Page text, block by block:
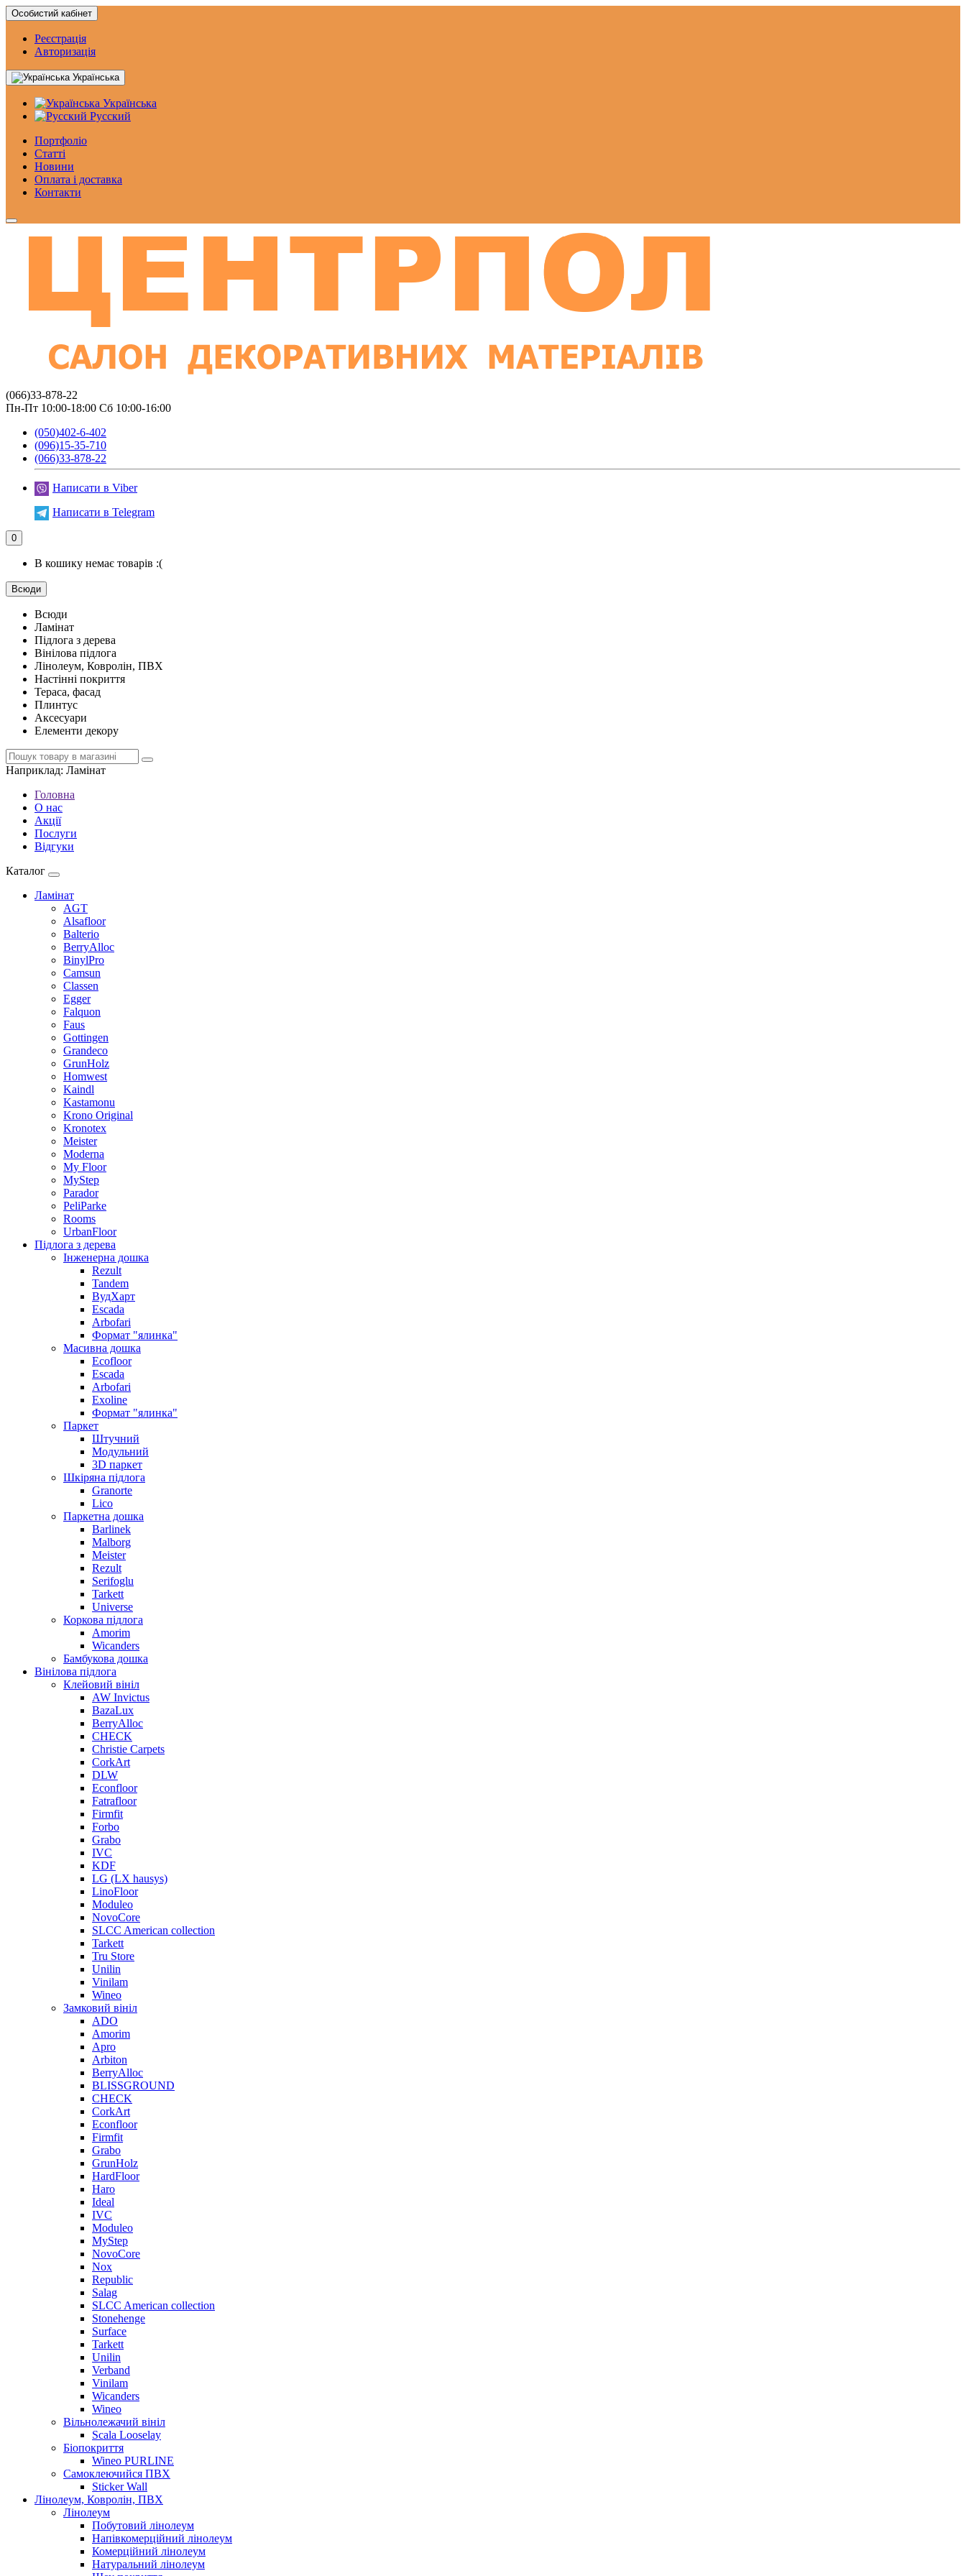
Особистий кабінет
Реєстрація
Авторизація
Українська
Українська
Русский
Портфоліо
Статтi
Новини
Оплата і доставка
Контакти
(066)33-878-22
Пн-Пт 10:00-18:00 Сб 10:00-16:00
(050)402-6-402
(096)15-35-710
(066)33-878-22
Написати в Viber
Написати в Telegram
0
В кошику немає товарів :(
Всюди
Всюди
Ламінат
Підлога з дерева
Вінілова підлога
Лінолеум, Ковролін, ПВХ
Настінні покриття
Тераса, фасад
Плинтус
Аксесуари
Елементи декору
Наприклад: Ламінат
Головна
О нас
Акції
Послуги
Відгуки
Каталог
Ламінат
AGT
Alsafloor
Balterio
BerryAlloc
BinylPro
Camsun
Classen
Egger
Falquon
Faus
Gottingen
Grandeco
GrunHolz
Homwest
Kaindl
Kastamonu
Krono Original
Kronotex
Meister
Moderna
My Floor
MyStep
Parador
PeliParke
Rooms
UrbanFloor
Підлога з дерева
Інженерна дошка
Rezult
Tandem
ВудХарт
Escada
Arbofari
Формат "ялинка"
Масивна дошка
Ecofloor
Escada
Arbofari
Exoline
Формат "ялинка"
Паркет
Штучний
Модульний
3D паркет
Шкіряна підлога
Granorte
Lico
Паркетна дошка
Barlinek
Malborg
Meister
Rezult
Serifoglu
Tarkett
Universe
Коркова підлога
Amorim
Wicanders
Бамбукова дошка
Вінілова підлога
Клейовий вініл
AW Invictus
BazaLux
BerryAlloc
CHECK
Christie Carpets
CorkArt
DLW
Econfloor
Fatrafloor
Firmfit
Forbo
Grabo
IVC
KDF
LG (LX hausys)
LinoFloor
Moduleo
NovoCore
SLCC American collection
Tarkett
Tru Store
Unilin
Vinilam
Wineo
Замковий вініл
ADO
Amorim
Apro
Arbiton
BerryAlloc
BLISSGROUND
CHECK
CorkArt
Econfloor
Firmfit
Grabo
GrunHolz
HardFloor
Haro
Ideal
IVC
Moduleo
MyStep
NovoCore
Nox
Republic
Salag
SLCC American collection
Stonehenge
Surface
Tarkett
Unilin
Verband
Vinilam
Wicanders
Wineo
Вільнолежачий вініл
Scala Looselay
Біопокриття
Wineo PURLINE
Самоклеючийся ПВХ
Sticker Wall
Лінолеум, Ковролін, ПВХ
Лінолеум
Побутовий лінолеум
Напівкомерційний лінолеум
Комерційний лінолеум
Натуральний лінолеум